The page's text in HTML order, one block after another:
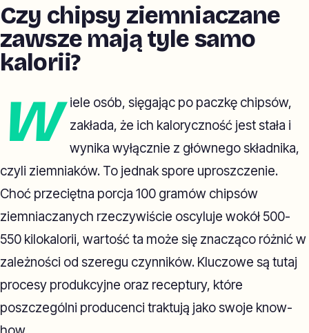
Czy chipsy ziemniaczane
zawsze mają tyle samo
kalorii?
W
iele osób, sięgając po paczkę chipsów,
zakłada, że ich kaloryczność jest stała i
wynika wyłącznie z głównego składnika,
czyli ziemniaków. To jednak spore uproszczenie.
Choć przeciętna porcja 100 gramów chipsów
ziemniaczanych rzeczywiście oscyluje wokół 500-
550 kilokalorii, wartość ta może się znacząco różnić w
zależności od szeregu czynników. Kluczowe są tutaj
procesy produkcyjne oraz receptury, które
poszczególni producenci traktują jako swoje know-